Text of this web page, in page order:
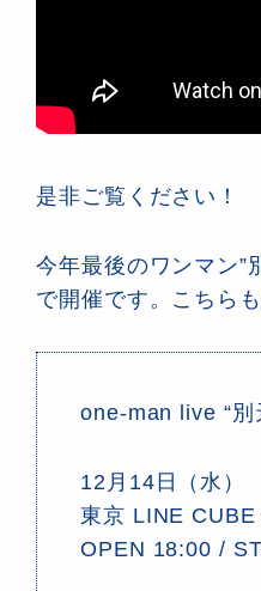
是非ご覧ください！
今年最後のワンマン
で開催です。こちら
one-man live “別
12月14日（水）
東京 LINE CUBE
OPEN 18:00 /